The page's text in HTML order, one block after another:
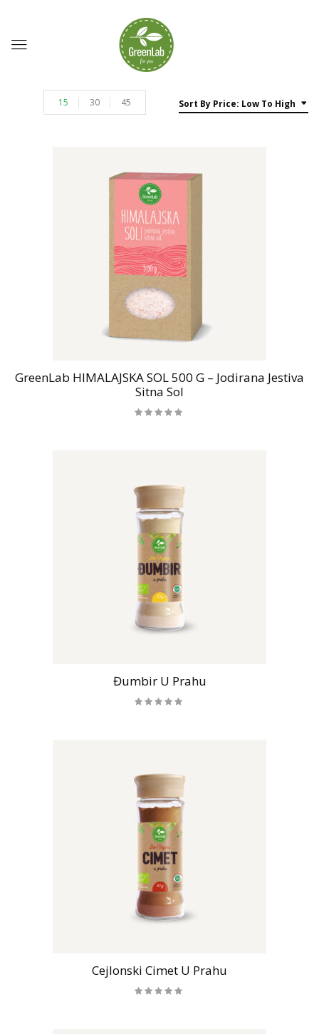
Sort By Price: Low To High
15 30 45
GreenLab HIMALAJSKA SOL 500 G – Jodirana Jestiva
Sitna Sol
Đumbir U Prahu
Cejlonski Cimet U Prahu